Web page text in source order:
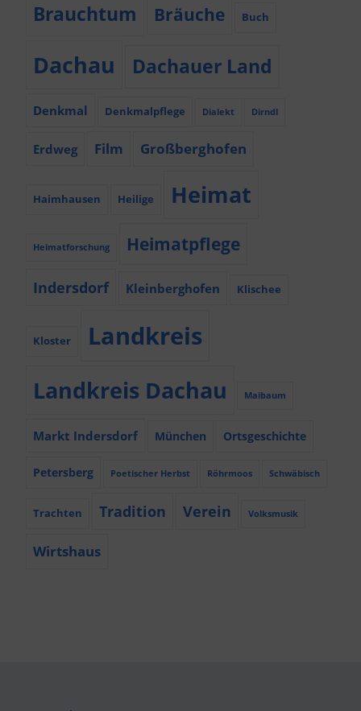
Brauchtum Bräuche Buch
Dachau Dachauer Land
Denkmal Denkmalpflege Dialekt Dirndl
Erdweg Film Großberghofen
Haimhausen Heilige Heimat
Heimatforschung Heimatpflege
Indersdorf Kleinberghofen Klischee
Kloster Landkreis
Landkreis Dachau Maibaum
Markt Indersdorf München Ortsgeschichte
Petersberg Poetischer Herbst Röhrmoos Schwäbisch
Trachten Tradition Verein Volksmusik
Wirtshaus